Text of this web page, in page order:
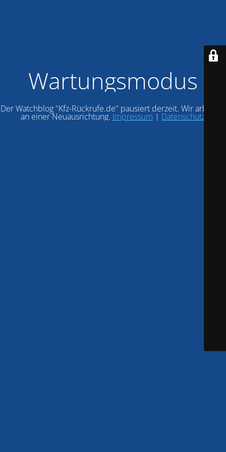
Wartungsmodus
Der Watchblog "Kfz-Rückrufe.de" pausiert derzeit. Wir arbeiten
an einer Neuausrichtung. Impressum | Datenschutz